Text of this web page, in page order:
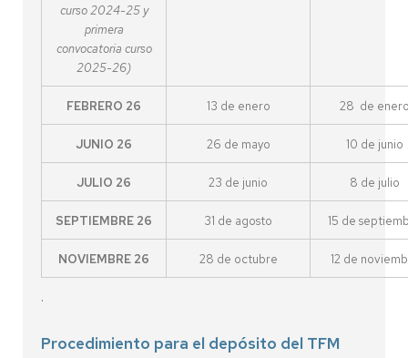
curso 2024-25 y
primera
convocatoria curso
2025-26)
FEBRERO 26 13 de enero 28 de
JUNIO 26 26 de mayo 10 de junio
JULIO 26 23 de junio 8 de julio
SEPTIEMBRE 26 31 de agosto 15 de
NOVIEMBRE 26 28 de octubre 12 de
.
Procedimiento para el depósito del TFM